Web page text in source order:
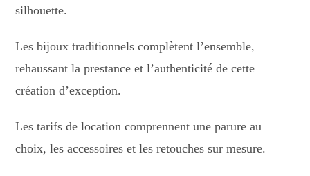
silhouette.
Les bijoux traditionnels complètent l’ensemble,
rehaussant la prestance et l’authenticité de cette
création d’exception.
Les tarifs de location comprennent une parure au
choix, les accessoires et les retouches sur mesure.